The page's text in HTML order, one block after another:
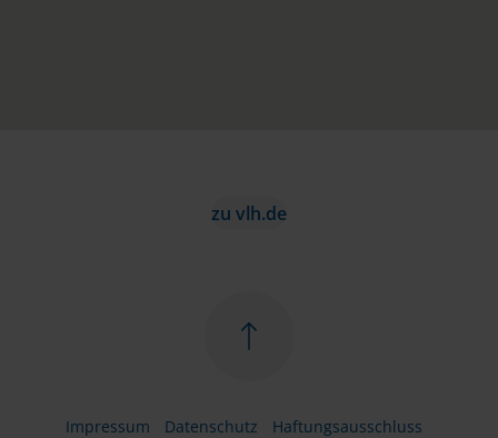
zu vlh.de
Impressum Datenschutz Haftungsausschluss